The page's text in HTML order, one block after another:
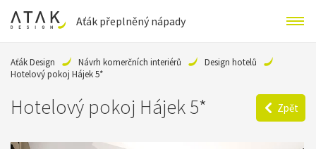
Aťák přeplněný nápady
Aťák Design Návrh komerčních interiérů
Design hotelů
Hotelový pokoj Hájek 5*
Hotelový pokoj Hájek 5* Zpět